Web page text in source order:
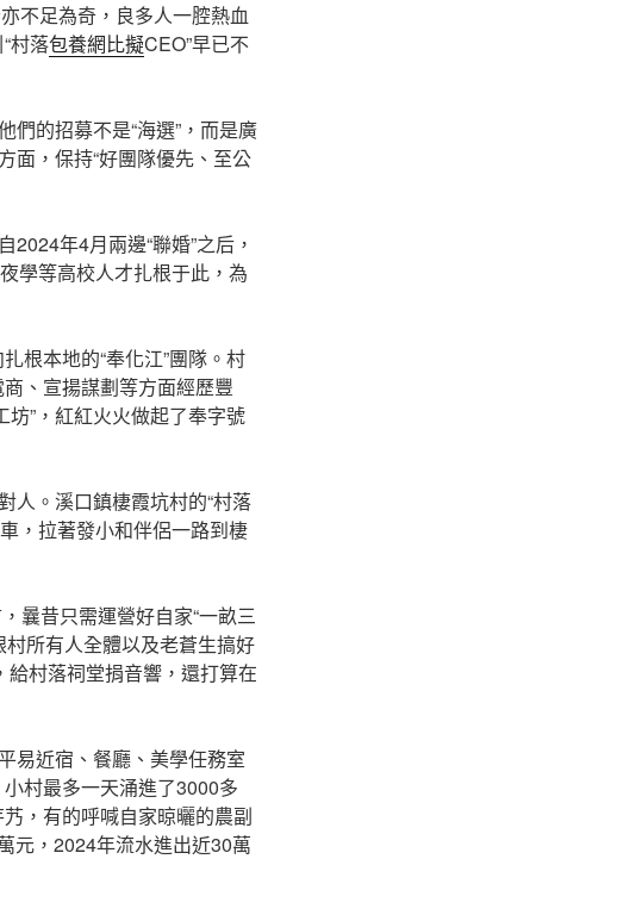
不足為奇，良多人一腔熱血
村落包養網比擬CEO”早已不
們的招募不是“海選”，而是廣
面，保持“好團隊優先、至公
年4月兩邊“聯婚”之后，
學等高校人才扎根于此，為
根本地的“奉化江”團隊。村
、宣揚謀劃等方面經歷豐
”，紅紅火火做起了奉字號
人。溪口鎮棲霞坑村的“村落
，拉著發小和伴侶一路到棲
曩昔只需運營好自家“一畝三
村所有人全體以及老蒼生搞好
給村落祠堂捐音響，還打算在
易近宿、餐廳、美學任務室
村最多一天涌進了3000多
，有的呼喊自家晾曬的農副
元，2024年流水進出近30萬